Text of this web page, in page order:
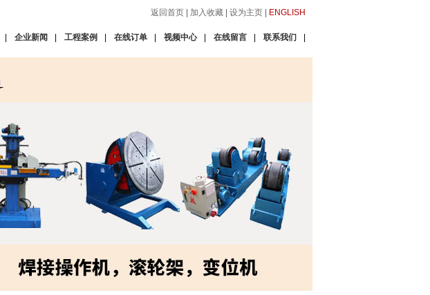
返回首页 加入收藏 设为主页 ENGLISH
企业新闻 工程案例 在线订单 视频中心 在线留言 联系我们